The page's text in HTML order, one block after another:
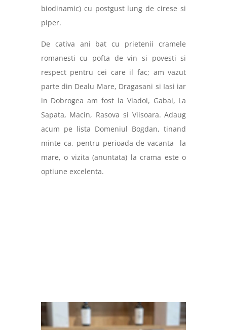
biodinamic) cu postgust lung de cirese si
piper.
De cativa ani bat cu prietenii cramele
romanesti cu pofta de vin si povesti si
respect pentru cei care il fac; am vazut
parte din Dealu Mare, Dragasani si Iasi iar
in Dobrogea am fost la Vladoi, Gabai, La
Sapata, Macin, Rasova si Viisoara. Adaug
acum pe lista Domeniul Bogdan, tinand
minte ca, pentru perioada de vacanta
la
mare, o vizita (anuntata) la crama este o
optiune excelenta.